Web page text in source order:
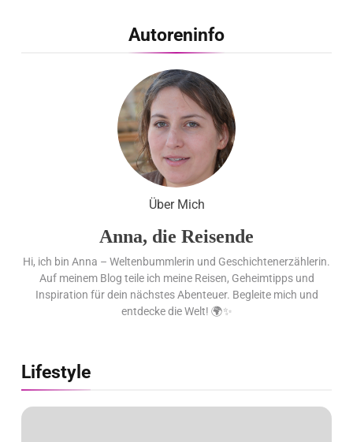
PEPE JEANS LONDON AW26
Flachste mechanische
Weltzeituhr gewinnt Red Dot:
Best of the Best 2026 / NOMOS
Glashütte erzielt 94 von 100
Punkten.
Autoreninfo
Über Mich
Anna, die Reisende
Hi, ich bin Anna – Weltenbummlerin und Geschichtenerzählerin.
Auf meinem Blog teile ich meine Reisen, Geheimtipps und
Inspiration für dein nächstes Abenteuer. Begleite mich und
entdecke die Welt! 🌍✨
Lifestyle